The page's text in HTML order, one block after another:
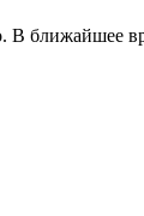
ближайшее